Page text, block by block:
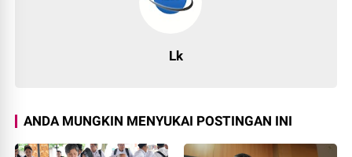
Lk
ANDA MUNGKIN MENYUKAI POSTINGAN INI